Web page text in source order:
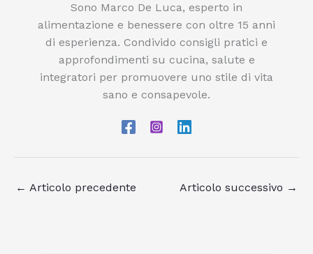
Sono Marco De Luca, esperto in
alimentazione e benessere con oltre 15 anni
di esperienza. Condivido consigli pratici e
approfondimenti su cucina, salute e
integratori per promuovere uno stile di vita
sano e consapevole.
← Articolo precedente Articolo successivo →